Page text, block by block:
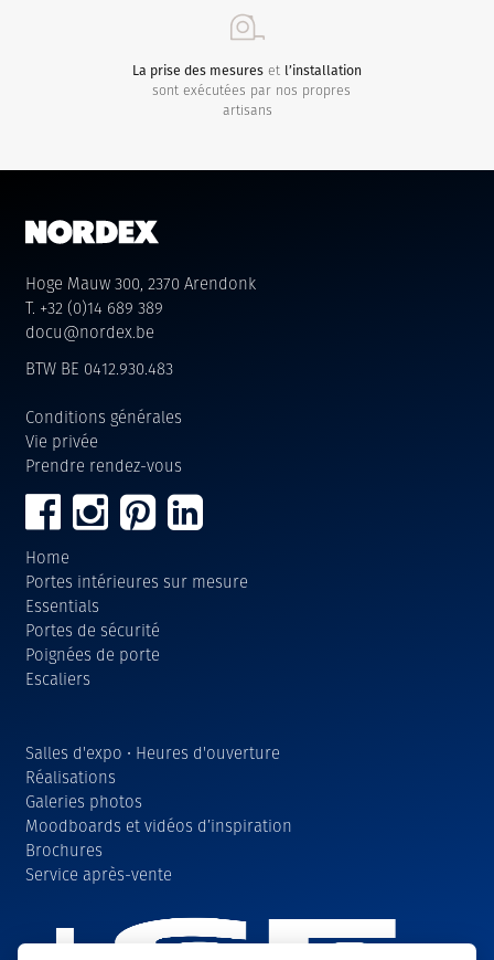
La prise des mesures et l’installation
sont exécutées par nos propres
artisans
Hoge Mauw 300, 2370 Arendonk
T. +32 (0)14 689 389
docu@nordex.be
BTW BE 0412.930.483
Conditions générales
Vie privée
Prendre rendez-vous
Home
Portes intérieures sur mesure
Essentials
Portes de sécurité
Poignées de porte
Escaliers
Salles d'expo • Heures d'ouverture
Réalisations
Galeries photos
Moodboards et vidéos d’inspiration
Brochures
Service après-vente